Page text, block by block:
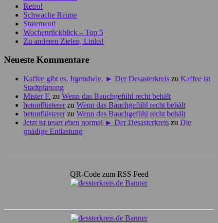
Retro!
Schwache Reime
Statement!
Wochenrückblick – Top 5
Zu anderen Zielen, Links!
Neueste Kommentare
Kaffee gibt es. Irgendwie. ► Der Desasterkreis zu Kaffee ist
Stadtplanung
Mister F. zu Wenn das Bauchgefühl recht behält
betonflüstererzu Wenn das Bauchgefühl recht behält
betonflüstererzu Wenn das Bauchgefühl recht behält
Jetzt ist teuer eben normal ► Der Desasterkreis zu Die
gnädige Entlastung
QR-Code zum RSS Feed